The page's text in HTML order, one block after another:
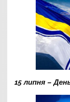
15 липня –